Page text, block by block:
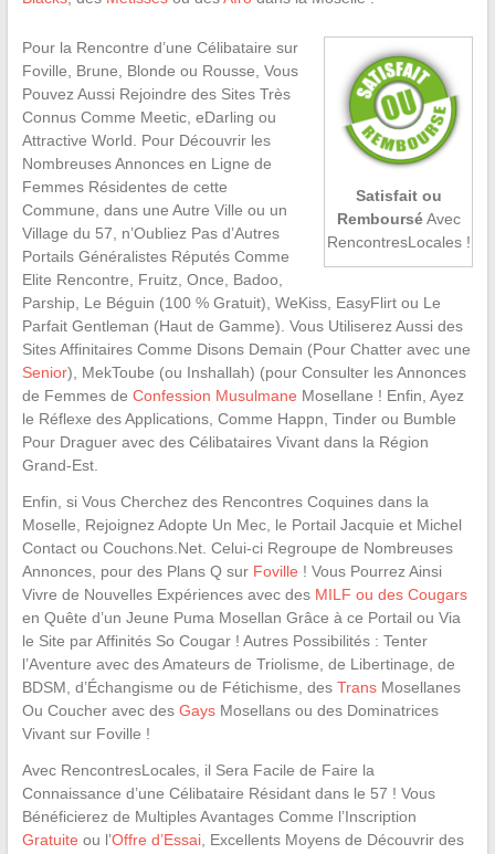
Satisfait ou
RembourséAvec
RencontresLocales !
Pour la Rencontre d’une Célibataire sur
Foville, Brune, Blonde ou Rousse, Vous
Pouvez Aussi Rejoindre des Sites Très
Connus Comme Meetic, eDarling ou
Attractive World. Pour Découvrir les
Nombreuses Annonces en Ligne de
Femmes Résidentes de cette
Commune, dans une Autre Ville ou un
Village du 57, n’Oubliez Pas d’Autres
Portails Généralistes Réputés Comme
Elite Rencontre, Fruitz, Once, Badoo,
Parship, Le Béguin (100 % Gratuit), WeKiss, EasyFlirt ou Le
Parfait Gentleman (Haut de Gamme). Vous Utiliserez Aussi des
Sites Affinitaires Comme Disons Demain (Pour Chatter avec une
Senior), MekToube (ou Inshallah) (pour Consulter les Annonces
de Femmes de Confession Musulmane Mosellane ! Enfin, Ayez
le Réflexe des Applications, Comme Happn, Tinder ou Bumble
Pour Draguer avec des Célibataires Vivant dans la Région
Grand-Est.
Enfin, si Vous Cherchez des Rencontres Coquines dans la
Moselle, Rejoignez Adopte Un Mec, le Portail Jacquie et Michel
Contact ou Couchons.Net. Celui-ci Regroupe de Nombreuses
Annonces, pour des Plans Q sur Foville ! Vous Pourrez Ainsi
Vivre de Nouvelles Expériences avec des MILF ou des Cougars
en Quête d’un Jeune Puma Mosellan Grâce à ce Portail ou Via
le Site par Affinités So Cougar ! Autres Possibilités : Tenter
l’Aventure avec des Amateurs de Triolisme, de Libertinage, de
BDSM, d’Échangisme ou de Fétichisme, des TransMosellanes
Ou Coucher avec des GaysMosellans ou des Dominatrices
Vivant sur Foville !
Avec RencontresLocales, il Sera Facile de Faire la
Connaissance d’une Célibataire Résidant dans le 57 ! Vous
Bénéficierez de Multiples Avantages Comme l’Inscription
Gratuite ou l’Offre d’Essai, Excellents Moyens de Découvrir des